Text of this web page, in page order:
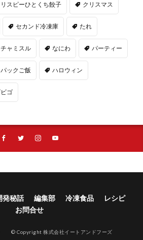
スピーひとくち餃子 クリスマス
セカンド冷凍庫 たれ
チャミスル なにわ パーティー
パックご飯 ハロウィン
ビゴ
発秘話 編集部 冷凍食品
レシピ
お問合せ
© Copyright 株式会社イートアンドフーズ